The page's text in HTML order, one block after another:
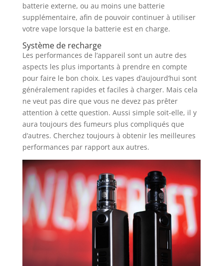
batterie externe, ou au moins une batterie
supplémentaire, afin de pouvoir continuer à utiliser
votre vape lorsque la batterie est en charge.
Système de recharge
Les performances de l’appareil sont un autre des
aspects les plus importants à prendre en compte
pour faire le bon choix. Les vapes d’aujourd’hui sont
généralement rapides et faciles à charger. Mais cela
ne veut pas dire que vous ne devez pas prêter
attention à cette question. Aussi simple soit-elle, il y
aura toujours des fumeurs plus compliqués que
d’autres. Cherchez toujours à obtenir les meilleures
performances par rapport aux autres.